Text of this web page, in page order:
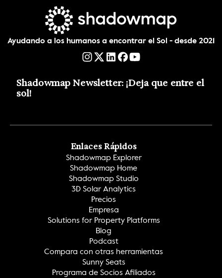
Ayudando a los humanos a encontrar el Sol - desde 2021
Shadowmap Newsletter: ¡Deja que entre el
sol!
Enlaces Rápidos
Shadowmap Explorer
Shadowmap Home
Shadowmap Studio
3D Solar Analytics
Precios
Empresa
Solutions for Property Platforms
Blog
Podcast
Compara con otras herramientas
Sunny Seats
Programa de Socios Afiliados